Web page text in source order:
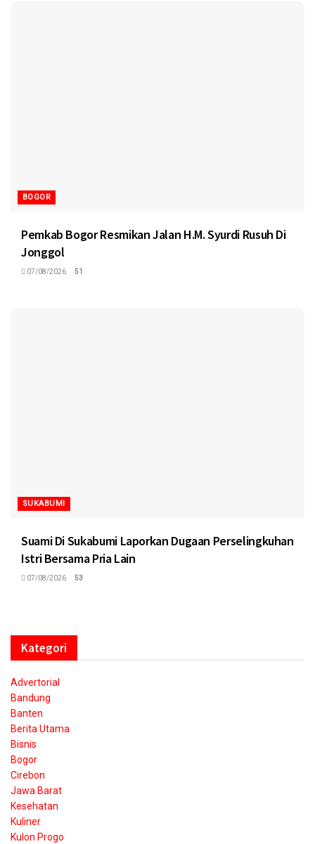
BOGOR
Pemkab Bogor Resmikan Jalan H.M. Syurdi Rusuh Di
Jonggol
07/08/2026 51
SUKABUMI
Suami Di Sukabumi Laporkan Dugaan Perselingkuhan
Istri Bersama Pria Lain
07/08/2026 53
Kategori
Advertorial
Bandung
Banten
Berita Utama
Bisnis
Bogor
Cirebon
Jawa Barat
Kesehatan
Kuliner
Kulon Progo